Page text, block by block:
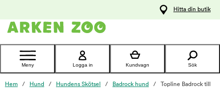
Kontakta
Hitta din butik
Meny Logga in Kundvagn Sök
Hem Hund Hundens Skötsel Badrock hund
Topline Badrock till